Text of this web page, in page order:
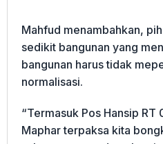
Mahfud menambahkan,
sedikit bangunan yang
bangunan harus tidak
normalisasi.
“Termasuk Pos Hansip RT
Maphar terpaksa kita